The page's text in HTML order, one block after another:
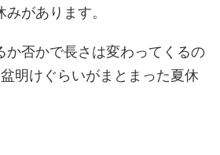
があります。
か否かで長さは変わってくるの
明けぐらいがまとまった夏休